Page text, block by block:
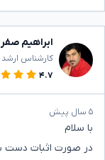
ابراهیم
کارشناس
۴.۷
۵ سال پیش
با سلام
در صورت اثبات دست